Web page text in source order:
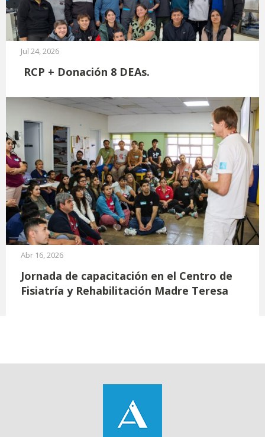
Jul 24, 2026
RCP + Donación 8 DEAs.
Abr 16, 2026
Jornada de capacitación en el Centro de
Fisiatría y Rehabilitación Madre Teresa